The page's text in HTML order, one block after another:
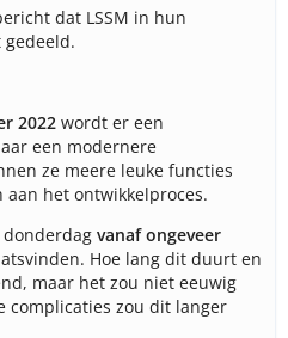
dat LSSM in hun
2022 wordt er een
een modernere
ze meere leuke functies
het ontwikkelproces.
donderdag vanaf ongeveer
Hoe lang dit duurt en
maar het zou niet eeuwig
complicaties zou dit langer